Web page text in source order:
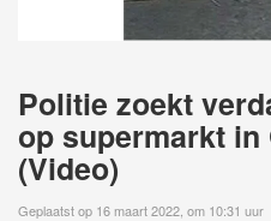
Politie zoekt
op supermarkt in
(Video)
Geplaatst op 16 maart 2022, om 10:31 uur